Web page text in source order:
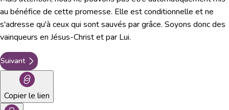
au bénéfice de cette promesse. Elle est conditionnelle et ne
s'adresse qu'à ceux qui sont sauvés par grâce. Soyons donc des
vainqueurs en Jésus-Christ et par Lui.
Suivant
Copier le lien